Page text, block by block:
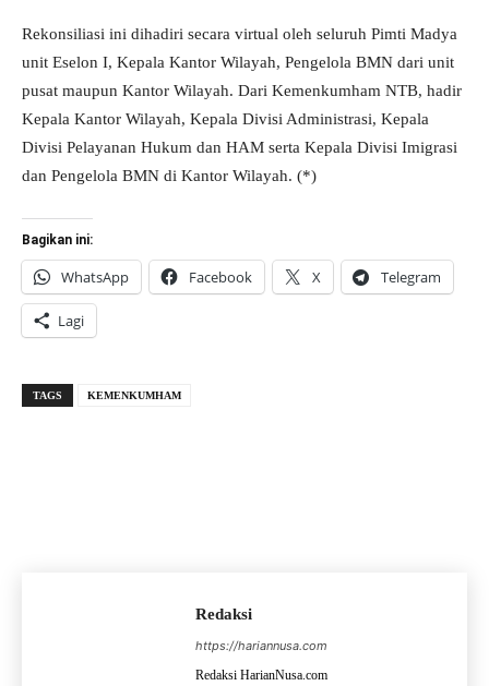
Rekonsiliasi ini dihadiri secara virtual oleh seluruh Pimti Madya
unit Eselon I, Kepala Kantor Wilayah, Pengelola BMN dari unit
pusat maupun Kantor Wilayah. Dari Kemenkumham NTB, hadir
Kepala Kantor Wilayah, Kepala Divisi Administrasi, Kepala
Divisi Pelayanan Hukum dan HAM serta Kepala Divisi Imigrasi
dan Pengelola BMN di Kantor Wilayah. (*)
Bagikan ini:
WhatsApp Facebook X Telegram
Lagi
TAGS KEMENKUMHAM
Redaksi
https://hariannusa.com
Redaksi HarianNusa.com